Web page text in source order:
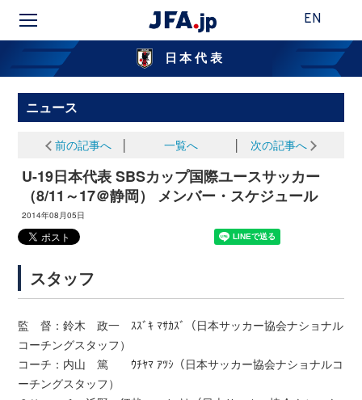
EN
日本代表
ニュース
前の記事へ 一覧へ 次の記事へ
U-19日本代表 SBSカップ国際ユースサッカー
（8/11～17＠静岡） メンバー・スケジュール
2014年08月05日
スタッフ
監 督：鈴木 政一 ｽｽﾞｷ ﾏｻｶｽﾞ（日本サッカー協会ナショナル
コーチングスタッフ）
コーチ：内山 篤 ｳﾁﾔﾏ ｱﾂｼ（日本サッカー協会ナショナルコ
ーチングスタッフ）